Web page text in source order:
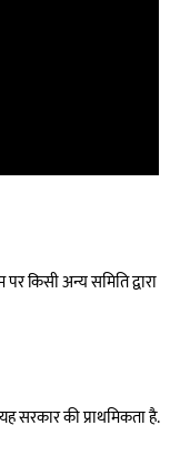
किसी अन्य समिति द्वारा
सरकार की प्राथमिकता है.